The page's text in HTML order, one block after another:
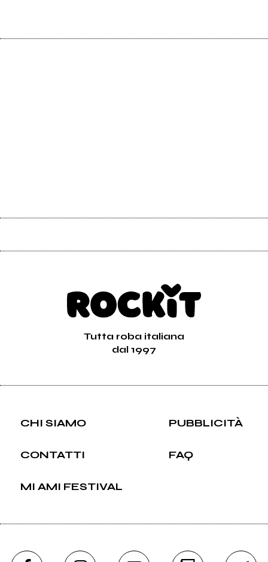
Tutta roba italiana
dal 1997
CHI SIAMO PUBBLICITÀ
CONTATTI FAQ
MI AMI FESTIVAL